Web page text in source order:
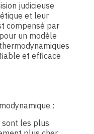
judicieuse
et leur
compensé par
un modèle
et efficace
:
les plus